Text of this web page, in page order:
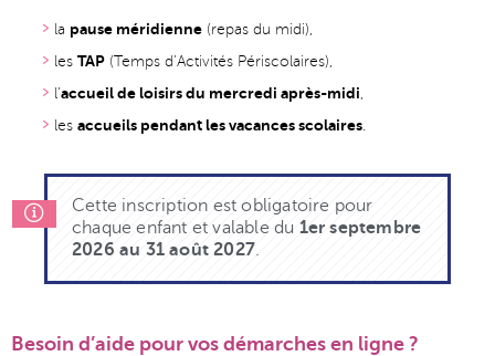
la pause méridienne (repas du midi),
lesTAP (Temps d’Activités Périscolaires),
l’accueil de loisirs du mercredi après-midi
lesaccueils pendant les vacances scolaires
Cette inscription est obligatoire pour
chaque enfant et valable du 1er septembre
2026 au 31 août 2027.
Besoin d’aide pour vos démarches en ligne ?